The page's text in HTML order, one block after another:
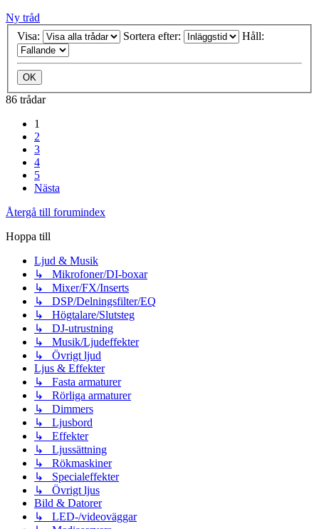
Ny tråd
Visa:
Sortera efter: Håll:
86 trådar
1
2
3
4
5
Nästa
Återgå till forumindex
Hoppa till
Ljud & Musik
↳ Mikrofoner/DI-boxar
↳ Mixer/FX/Inserts
↳ DSP/Delningsfilter/EQ
↳ Högtalare/Slutsteg
↳ DJ-utrustning
↳ Musik/Ljudeffekter
↳ Övrigt ljud
Ljus & Effekter
↳ Fasta armaturer
↳ Rörliga armaturer
↳ Dimmers
↳ Ljusbord
↳ Effekter
↳ Ljussättning
↳ Rökmaskiner
↳ Specialeffekter
↳ Övrigt ljus
Bild & Datorer
↳ LED-/videoväggar